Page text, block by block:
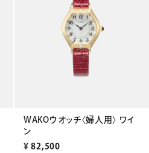
WAKOウオッチ〈婦人用〉 ワイ
ン
¥ 82,500